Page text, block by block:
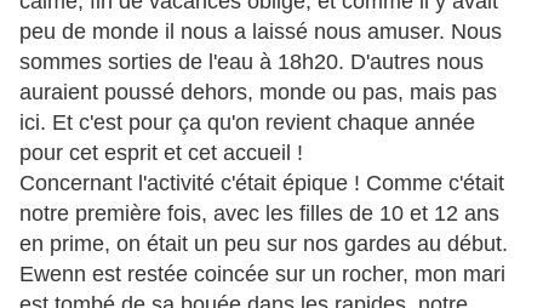
peu de monde il nous a laissé nous amuser. Nous
sommes sorties de l'eau à 18h20. D'autres nous
auraient poussé dehors, monde ou pas, mais pas
ici. Et c'est pour ça qu'on revient chaque année
pour cet esprit et cet accueil !
Concernant l'activité c'était épique ! Comme c'était
notre première fois, avec les filles de 10 et 12 ans
en prime, on était un peu sur nos gardes au début.
Ewenn est restée coincée sur un rocher, mon mari